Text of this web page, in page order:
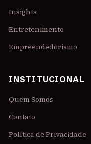
Insights
Entretenimento
Empreendedorismo
INSTITUCIONAL
Quem Somos
Contato
Política de Privacidade